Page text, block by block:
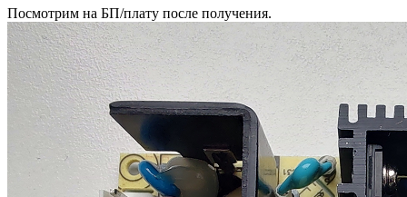
Посмотрим на БП/плату после получения.